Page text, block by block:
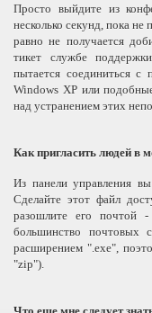
Просто выйдите из
несколько секунд, пока
равно не получается
тикет службе
пытается соединиться с
Windows XP или
над устранением этих
Как пригласить людей в
Из панели управления
Сделайте этот файл
разошлите его почтой
большинство почтовых
расширением ".exe",
"zip").